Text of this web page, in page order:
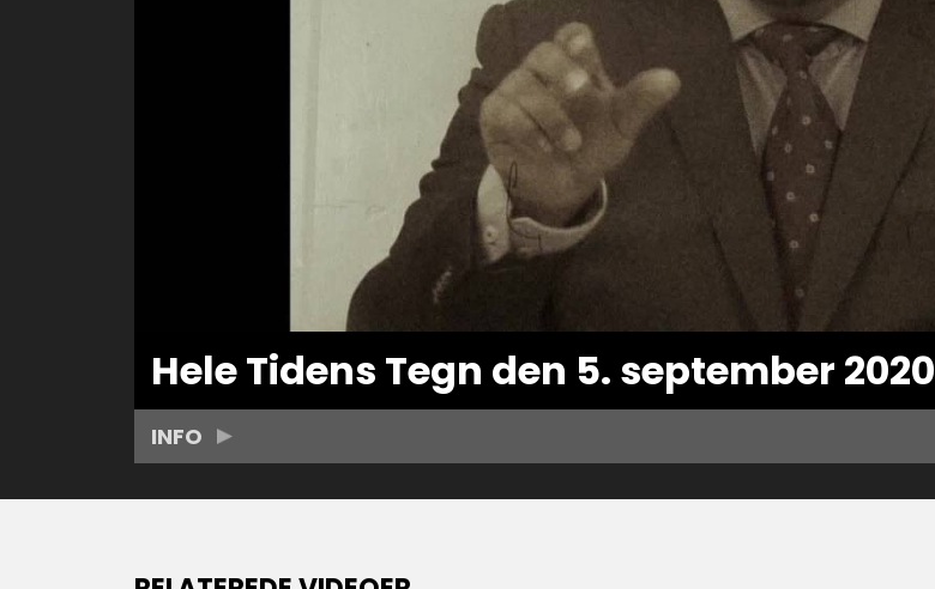
Hele Tidens Tegn den 5. september 2020
INFO